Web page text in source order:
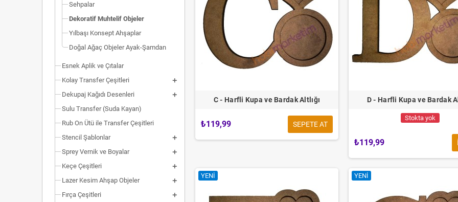
Sehpalar
Dekoratif Muhtelif Objeler
Yılbaşı Konsept Ahşaplar
Doğal Ağaç Objeler Ayak-Şamdan
Esnek Aplik ve Çıtalar
Kolay Transfer Çeşitleri
Dekupaj Kağıdı Desenleri
Sulu Transfer (Suda Kayan)
Rub On Ütü ile Transfer Çeşitleri
Stencil Şablonlar
Sprey Vernik ve Boyalar
Keçe Çeşitleri
Lazer Kesim Ahşap Objeler
Fırça Çeşitleri
C - Harfli Kupa ve Bardak Altlığı
₺119,99 SEPETE AT
D - Harfli Kupa ve Bardak
Stokta yok
₺119,99
YENI YENI